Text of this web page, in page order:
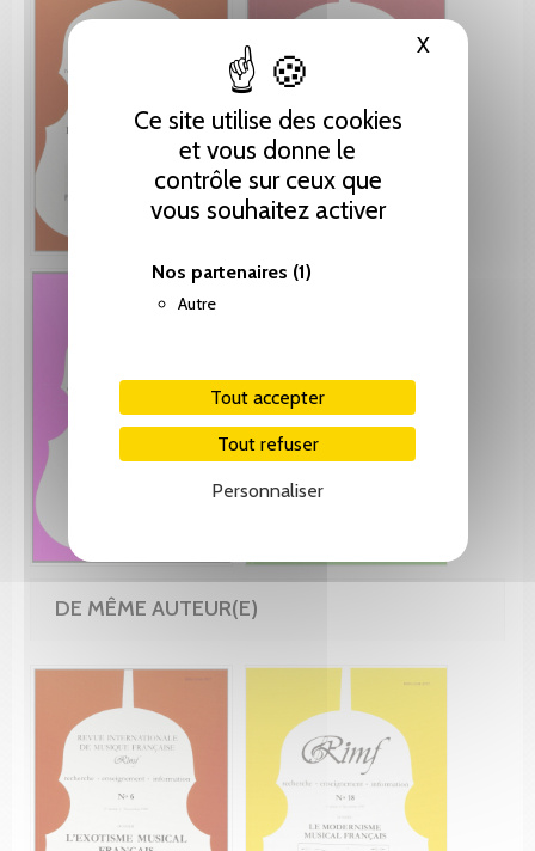
Ce site utilise des cookies
et vous donne le
contrôle sur ceux que
vous souhaitez activer
Nos partenaires (1)
Autre
Tout accepter
Tout refuser
Personnaliser
XMasquer
DE MÊME AUTEUR(E)